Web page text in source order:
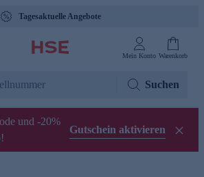
Tagesaktuelle Angebote
Mein Konto Warenkorb
Suchen
und -20%
Gutschein aktivieren